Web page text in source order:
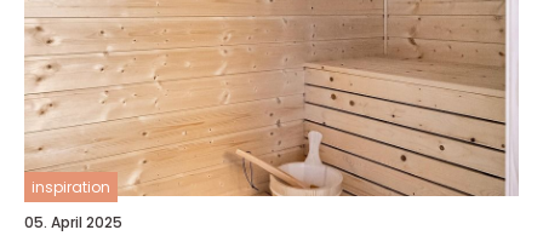
inspiration
05. April 2025